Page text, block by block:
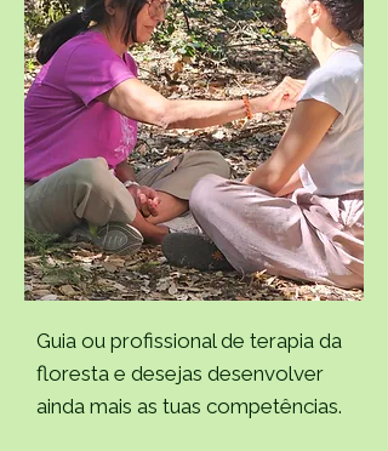
Guia ou profissional de terapia da
floresta e desejas desenvolver
ainda mais as tuas competências.